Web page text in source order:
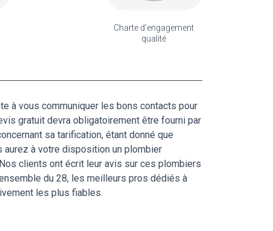
Charte d'engagement
qualité
à vous communiquer les bons contacts pour
gratuit devra obligatoirement être fourni par
sa tarification, étant donné que
aurez à votre disposition un plombier
clients ont écrit leur avis sur ces plombiers
du 28, les meilleurs pros dédiés à
les plus fiables.